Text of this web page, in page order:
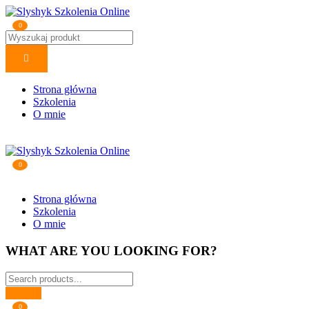
0
Strona główna
Szkolenia
O mnie
0
Strona główna
Szkolenia
O mnie
WHAT ARE YOU LOOKING FOR?
0